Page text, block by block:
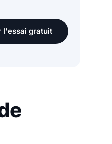
l'essai gratuit